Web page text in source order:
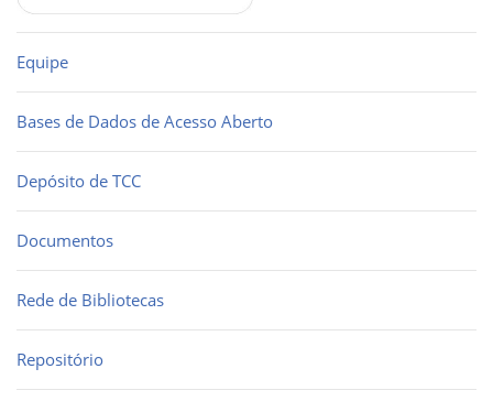
Equipe
Bases de Dados de Acesso Aberto
Depósito de TCC
Documentos
Rede de Bibliotecas
Repositório